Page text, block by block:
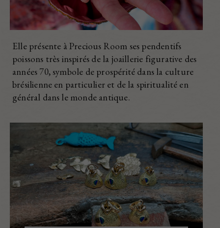
Elle présente à Precious Room ses pendentifs
poissons très inspirés de la joaillerie figurative des
années 70, symbole de prospérité dans la culture
brésilienne en particulier et de la spiritualité en
général dans le monde antique.